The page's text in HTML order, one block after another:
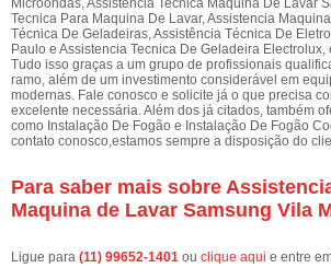
Microondas, Assistencia Tecnica Maquina De Lavar
Tecnica Para Maquina De Lavar, Assistencia
Técnica De Geladeiras, Assistência Técnica De
Paulo e Assistencia Tecnica De Geladeira
Tudo isso graças a um grupo de profissionais
ramo, além de um investimento considerável em
modernas. Fale conosco e solicite já o que precisa
excelente necessária. Além dos já citados, também
como Instalação De Fogão e Instalação De Fogão
contato conosco,estamos sempre a disposição do
Para saber mais sobre
Maquina de Lavar Samsung Vila
Ligue para (11) 99652-1401 ou clique aqui e entre